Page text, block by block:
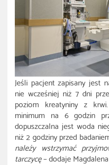
Jeśli pacjent zapisany jest
nie wcześniej niż 7 dni
poziom kreatyniny z
minimum na 6 godzin
dopuszczalna jest woda
niż 2 godziny przed
należy wstrzymać
tarczycę– dodaje